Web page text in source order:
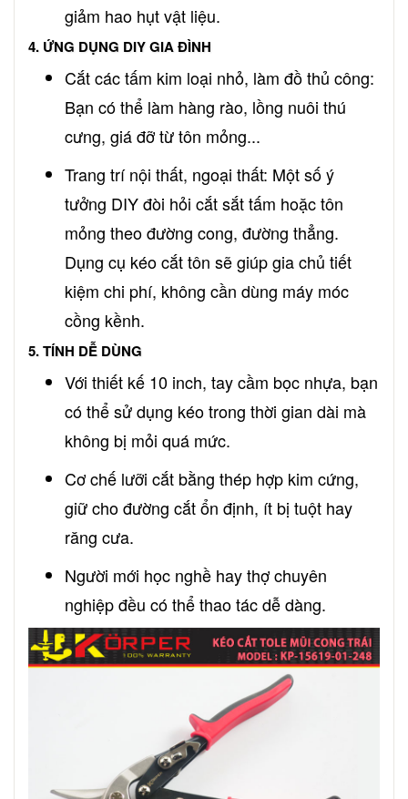
giảm hao hụt vật liệu.
4. ỨNG DỤNG DIY GIA ĐÌNH
Cắt các tấm kim loại nhỏ, làm đồ thủ công:
Bạn có thể làm hàng rào, lồng nuôi thú
cưng, giá đỡ từ tôn mỏng...
Trang trí nội thất, ngoại thất: Một số ý
tưởng DIY đòi hỏi cắt sắt tấm hoặc tôn
mỏng theo đường cong, đường thẳng.
Dụng cụ kéo cắt tôn sẽ giúp gia chủ tiết
kiệm chi phí, không cần dùng máy móc
cồng kềnh.
5. TÍNH DỄ DÙNG
Với thiết kế 10 inch, tay cầm bọc nhựa, bạn
có thể sử dụng kéo trong thời gian dài mà
không bị mỏi quá mức.
Cơ chế lưỡi cắt bằng thép hợp kim cứng,
giữ cho đường cắt ổn định, ít bị tuột hay
răng cưa.
Người mới học nghề hay thợ chuyên
nghiệp đều có thể thao tác dễ dàng.